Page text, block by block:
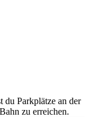
Parkplätze an der
zu erreichen.